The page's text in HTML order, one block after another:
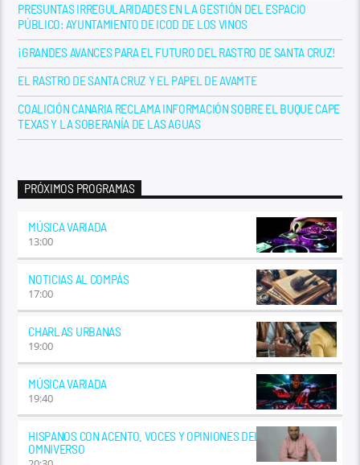
PRESUNTAS IRREGULARIDADES EN LA GESTIÓN DEL ESPACIO
PÚBLICO: AYUNTAMIENTO DE ICOD DE LOS VINOS
¡GRANDES AVANCES PARA EL FUTURO DEL RASTRO DE SANTA CRUZ!
EL RASTRO DE SANTA CRUZ Y EL PAPEL DE AVAMTE
COALICIÓN CANARIA RECLAMA INFORMACIÓN SOBRE EL BUQUE CAPE
TEXAS Y LA SOBERANÍA DE LAS AGUAS
PRÓXIMOS PROGRAMAS
MÚSICA VARIADA
13:00
NOTICIAS AL COMPÁS
17:00
CHARLAS URBANAS
19:00
MÚSICA VARIADA
19:40
HISPANOS CON ACENTO. VOCES Y OPINIONES DEL
OMNIVERSO